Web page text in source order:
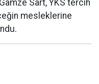
Sart, YKS tercih
mesleklerine